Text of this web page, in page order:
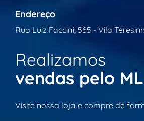
Endereço
Rua Luiz Faccini, 565 - Vila
Realizamos
vendas pelo ML
Visite nossa loja e compre de